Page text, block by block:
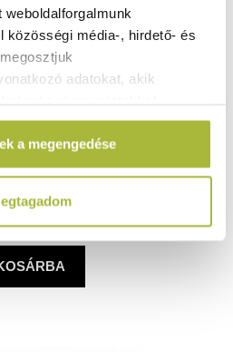
közösségi média-, hirdető- és
adatokat, akik
vagy az általad
gyűjtöttek.
a megengedése
mm - HENDI 812464